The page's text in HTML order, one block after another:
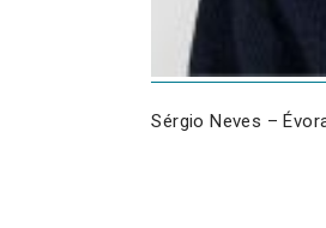
Sérgio Neves –